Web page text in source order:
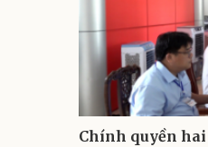
Chính quyền